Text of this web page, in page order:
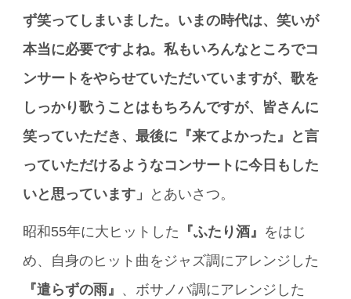
ず笑ってしまいました。いまの時代は、笑いが
本当に必要ですよね。私もいろんなところでコ
ンサートをやらせていただいていますが、歌を
しっかり歌うことはもちろんですが、皆さんに
笑っていただき、最後に『来てよかった』と言
っていただけるようなコンサートに今日もした
いと思っています」
とあいさつ。
昭和55年に大ヒットした 『ふたり酒』 をはじ
め、自身のヒット曲をジャズ調にアレンジした
『遣らずの雨』 、ボサノバ調にアレンジした